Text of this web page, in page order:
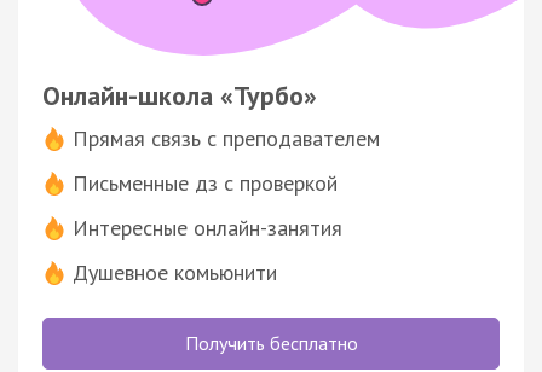
Онлайн-школа «Турбо»
Прямая связь с преподавателем
Письменные дз с проверкой
Интересные онлайн-занятия
Душевное комьюнити
Получить бесплатно